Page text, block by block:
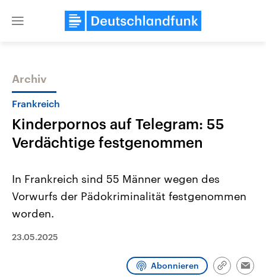
Close
Themen
Landtagswahl Sachsen-Anhalt
2026
Sachsen-Anhalt wählt am 6.
Bundesland von einer Koalition aus
den mächtigsten Ländern
mit großem Einfluss auf
aktuelle Weltgeschehen.
Archiv
Frankreich
Kinderpornos auf Telegram: 55
Verdächtige festgenommen
In Frankreich sind 55 Männer wegen des
Vorwurfs der Pädokriminalität festgenommen
worden.
23.05.2025
Abonnieren
Link